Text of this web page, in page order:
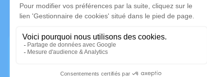
Du jeudi 20 juin 2024 à 11h30 au mardi 25 juin 2024 à
Salon
44400